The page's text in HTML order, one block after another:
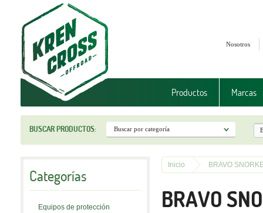
Nosotros
Productos Marcas
BUSCAR PRODUCTOS:
Categorías
Equipos de protección
Inicio BRAVO
BRAVO